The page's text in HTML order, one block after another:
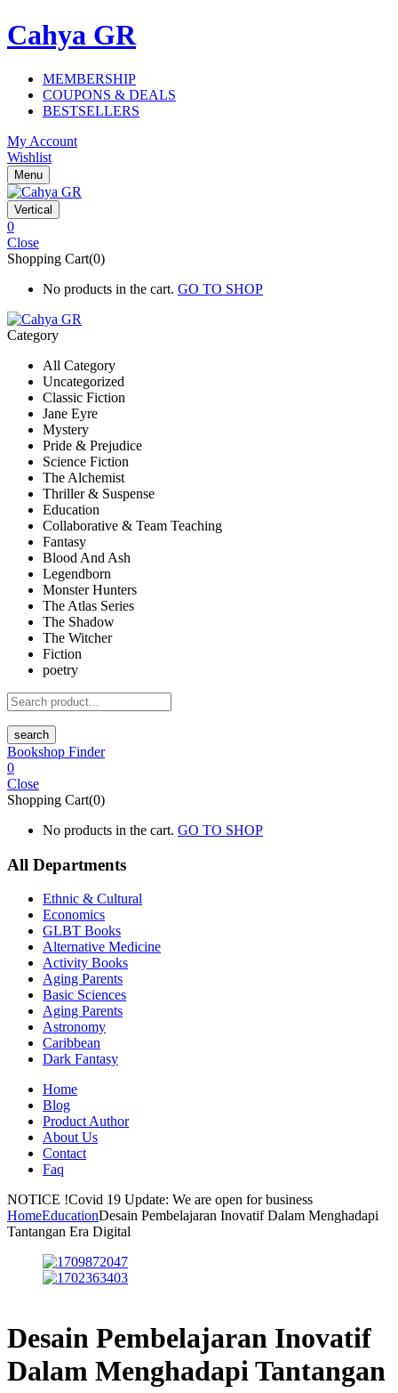
Cahya GR
MEMBERSHIP
COUPONS & DEALS
BESTSELLERS
My Account
Wishlist
Menu
Vertical
0
Close
Shopping Cart(0)
No products in the cart. GO TO SHOP
Category
All Category
Uncategorized
Classic Fiction
Jane Eyre
Mystery
Pride & Prejudice
Science Fiction
The Alchemist
Thriller & Suspense
Education
Collaborative & Team Teaching
Fantasy
Blood And Ash
Legendborn
Monster Hunters
The Atlas Series
The Shadow
The Witcher
Fiction
poetry
search
Bookshop Finder
0
Close
Shopping Cart(0)
No products in the cart. GO TO SHOP
All Departments
Ethnic & Cultural
Economics
GLBT Books
Alternative Medicine
Activity Books
Aging Parents
Basic Sciences
Aging Parents
Astronomy
Caribbean
Dark Fantasy
Home
Blog
Product Author
About Us
Contact
Faq
NOTICE !Covid 19 Update: We are open for business
HomeEducationDesain Pembelajaran Inovatif Dalam Menghadapi
Tantangan Era Digital
Desain Pembelajaran Inovatif
Dalam Menghadapi Tantangan